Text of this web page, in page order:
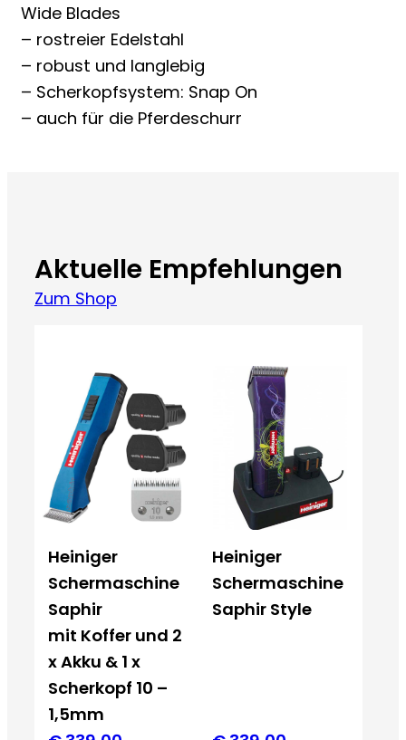
Wide Blades
– rostreier Edelstahl
– robust und langlebig
– Scherkopfsystem: Snap On
– auch für die Pferdeschurr
Aktuelle Empfehlungen
Zum Shop
Heiniger
Schermaschine
Saphir
mit Koffer und 2
x Akku & 1 x
Scherkopf 10 –
1,5mm
Heiniger
Schermaschine
Saphir Style